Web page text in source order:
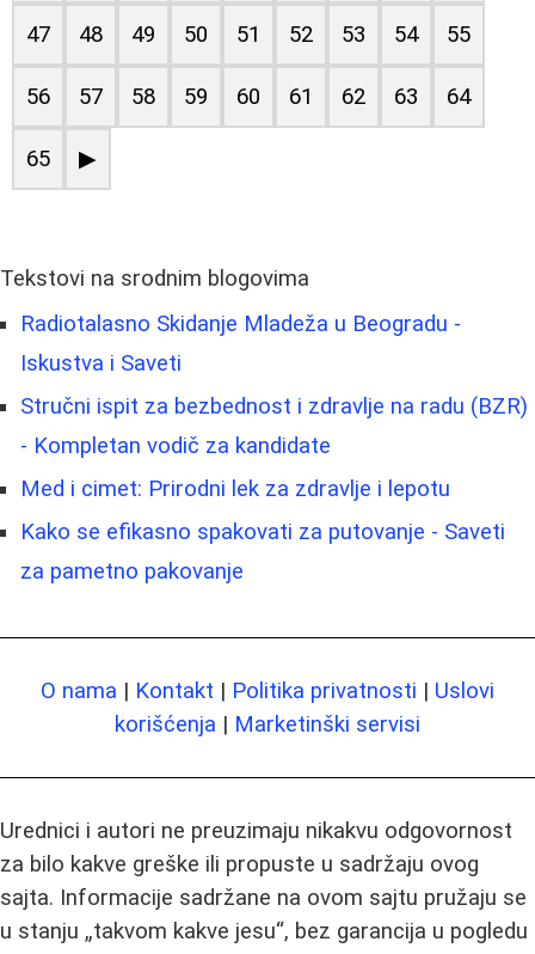
47 48 49 50 51 52 53 54 55
56 57 58 59 60 61 62 63 64
65 ▶
Tekstovi na srodnim blogovima
Radiotalasno Skidanje Mladeža u Beogradu -
Iskustva i Saveti
Stručni ispit za bezbednost i zdravlje na radu (BZR)
- Kompletan vodič za kandidate
Med i cimet: Prirodni lek za zdravlje i lepotu
Kako se efikasno spakovati za putovanje - Saveti
za pametno pakovanje
O nama | Kontakt | Politika privatnosti | Uslovi
korišćenja | Marketinški servisi
Urednici i autori ne preuzimaju nikakvu odgovornost
za bilo kakve greške ili propuste u sadržaju ovog
sajta. Informacije sadržane na ovom sajtu pružaju se
u stanju „takvom kakve jesu“, bez garancija u pogledu